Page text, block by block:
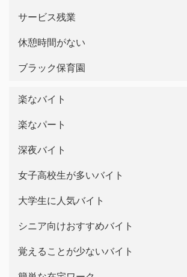
サービス残業
休憩時間がない
ブラック保育園
楽なバイト
楽なパート
深夜バイト
女子高校生が多いバイト
大学生に人気バイト
シニア向けおすすめバイト
覚えることが少ないバイト